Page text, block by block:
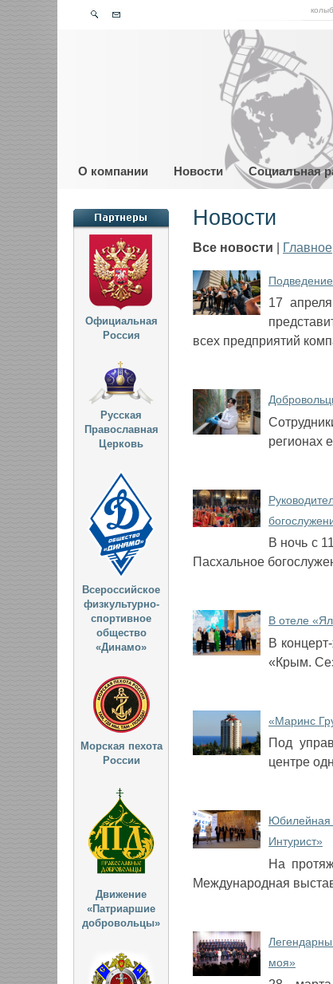
О компании Новости Социальная
Новости
Все новости Главное
17
всех предприятий
регионах
В ночь с
Пасхальное
В отеле
В
«Крым.
«Маринс
Под
центре
Юбилейная
Интурист»
На
Международная
моя»
Официальная
Россия
Русская
Православная
Церковь
Всероссийское
физкультурно-
спортивное
общество
«Динамо»
Морская пехота
России
Движение
«Патриаршие
добровольцы»